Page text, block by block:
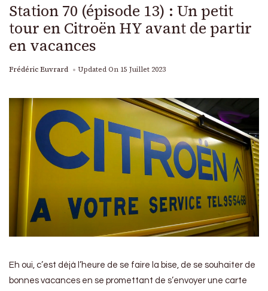
Station 70 (épisode 13) : Un petit
tour en Citroën HY avant de partir
en vacances
Frédéric Euvrard Updated On 15 Juillet 2023
Eh oui, c’est déjà l’heure de se faire la bise, de se souhaiter de
bonnes vacances en se promettant de s’envoyer une carte